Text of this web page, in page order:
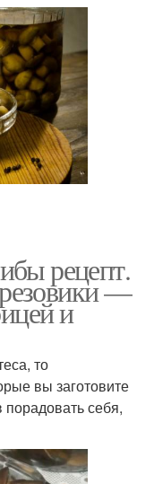
рецепт.
—
и
то
вы заготовите
порадовать себя,